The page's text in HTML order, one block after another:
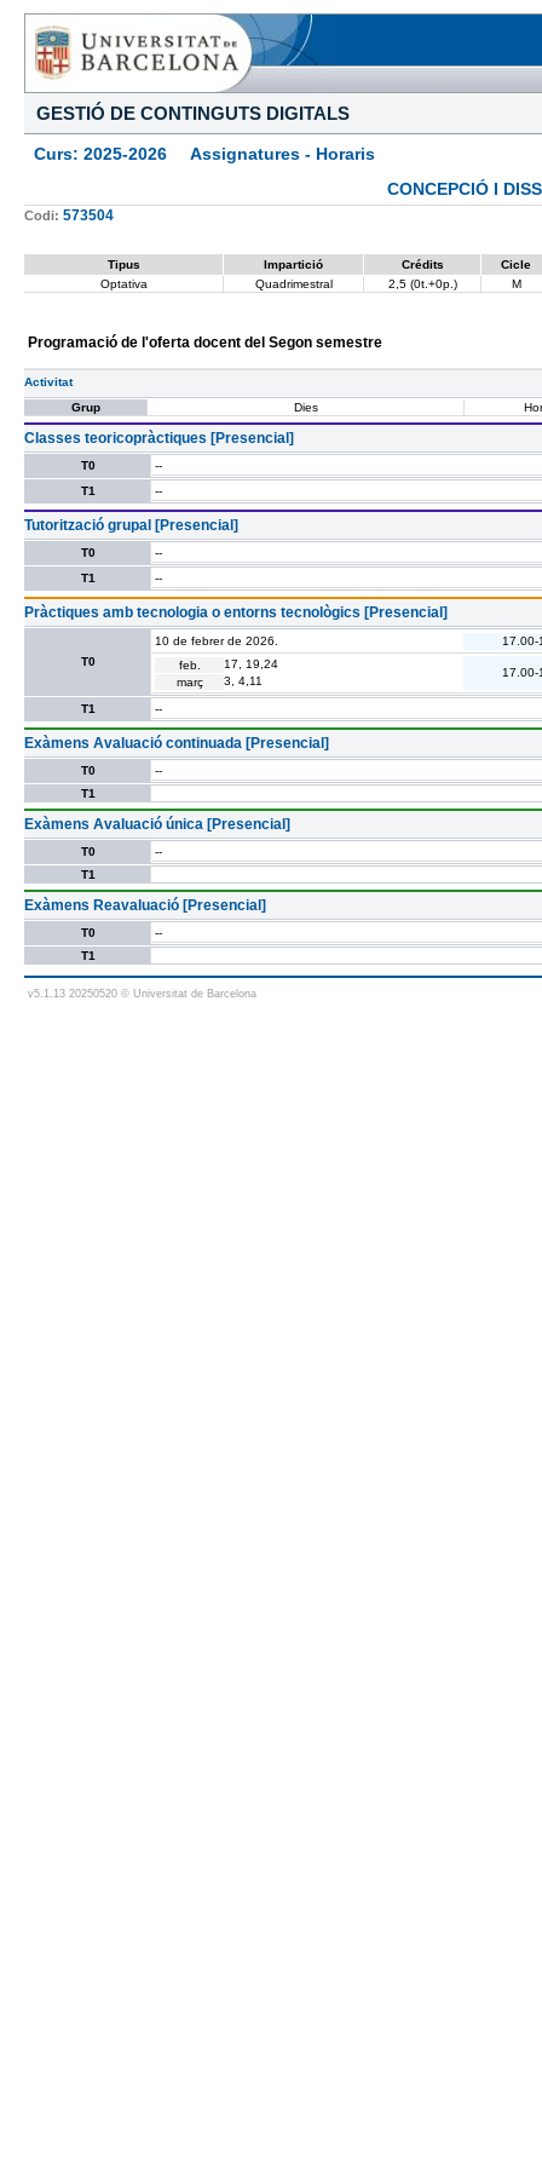
GESTIÓ DE CONTINGUTS DIGITALS
Curs: 2025-2026 Assignatures - Horaris
CONCEPCIÓ I
Codi: 573504
Tipus Impartició Crédits
Cicle
Optativa
Quadrimestral 2,5 (0t.+0p.) M
Programació de l'oferta docent del Segon semestre
Activitat
Grup
Dies
Classes teoricopràctiques [Presencial]
T0
--
T1
--
Tutorització grupal [Presencial]
T0
--
T1
--
Pràctiques amb tecnologia o entorns tecnològics [Presencial]
T0
10 de febrer de 2026.
17.00-
feb.
17, 19,24
març
3, 4,11
17.00-
T1 --
Exàmens Avaluació continuada [Presencial]
T0
--
T1
Exàmens Avaluació única [Presencial]
T0
--
T1
Exàmens Reavaluació [Presencial]
T0
--
T1
v5.1.13 20250520 © Universitat de Barcelona